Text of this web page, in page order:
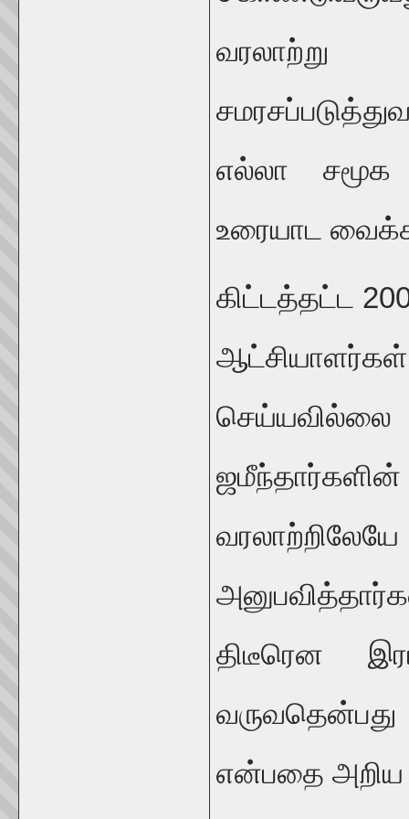
வரலாற்று
எல்லா சமூக
உரையாட
கிட்டத்தட்ட
திடீரென
என்பதை அறிய